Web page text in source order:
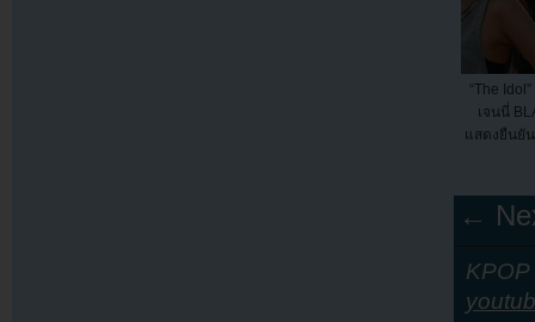
“The
เจนนี่
แสดงยืนยั
←